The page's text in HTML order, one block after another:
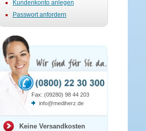
Kundenkonto anlegen
Passwort anfordern
Fax: (09280) 98 44 203
info@mediherz.de
Keine Versandkosten